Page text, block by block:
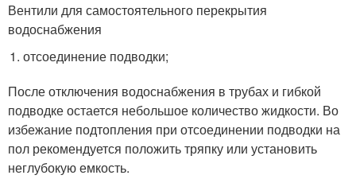
Вентили для самостоятельного перекрытия
водоснабжения
отсоединение подводки;
После отключения водоснабжения в трубах и гибкой
подводке остается небольшое количество жидкости. Во
избежание подтопления при отсоединении подводки на
пол рекомендуется положить тряпку или установить
неглубокую емкость.